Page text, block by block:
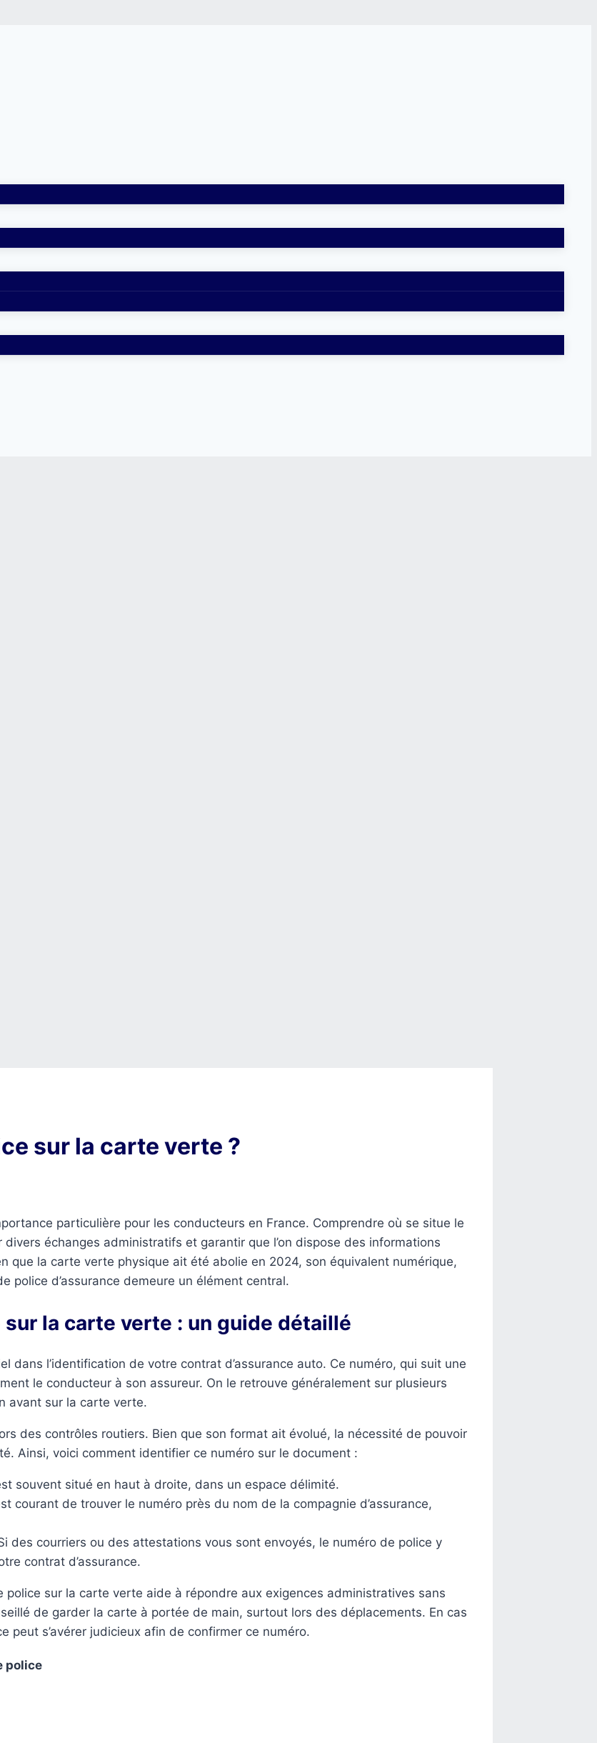
sur la carte verte ?
particulière pour les conducteurs en France. Comprendre où se situe le
échanges administratifs et garantir que l’on dispose des informations
que la carte verte physique ait été abolie en 2024, son équivalent numérique,
police d’assurance demeure un élément central.
la carte verte : un guide détaillé
l’identification de votre contrat d’assurance auto. Ce numéro, qui suit une
le conducteur à son assureur. On le retrouve généralement sur plusieurs
avant sur la carte verte.
des contrôles routiers. Bien que son format ait évolué, la nécessité de pouvoir
Ainsi, voici comment identifier ce numéro sur le document :
souvent situé en haut à droite, dans un espace délimité.
courant de trouver le numéro près du nom de la compagnie d’assurance,
des courriers ou des attestations vous sont envoyés, le numéro de police y
contrat d’assurance.
police sur la carte verte aide à répondre aux exigences administratives sans
de garder la carte à portée de main, surtout lors des déplacements. En cas
peut s’avérer judicieux afin de confirmer ce numéro.
police